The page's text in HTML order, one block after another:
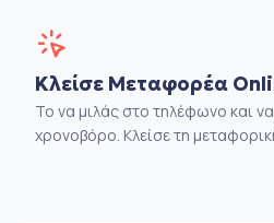
Κλείσε Μεταφορέα
Το να μιλάς στο τηλέφωνο και να
χρονοβόρο. Κλείσε τη